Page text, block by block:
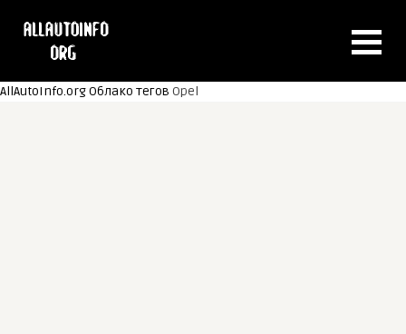
AllAutoInfo.orgОблако тегов Opel